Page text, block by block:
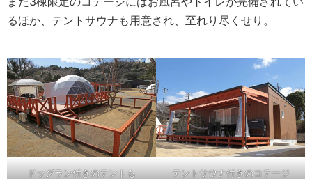
るほか、テントサウナも用意され、至れり尽くせり。
ドッグラン付きのテントも テントサウナ付きのコテージ